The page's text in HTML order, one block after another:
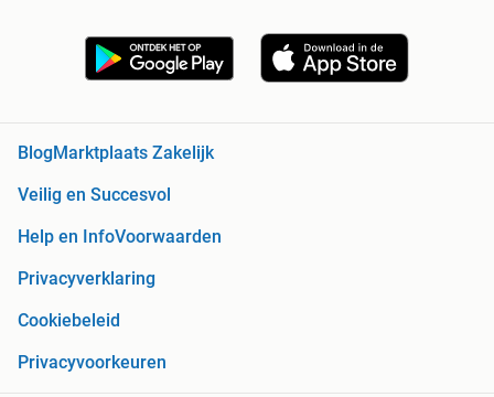
BlogMarktplaats Zakelijk
Veilig en Succesvol
Help en InfoVoorwaarden
Privacyverklaring
Cookiebeleid
Privacyvoorkeuren